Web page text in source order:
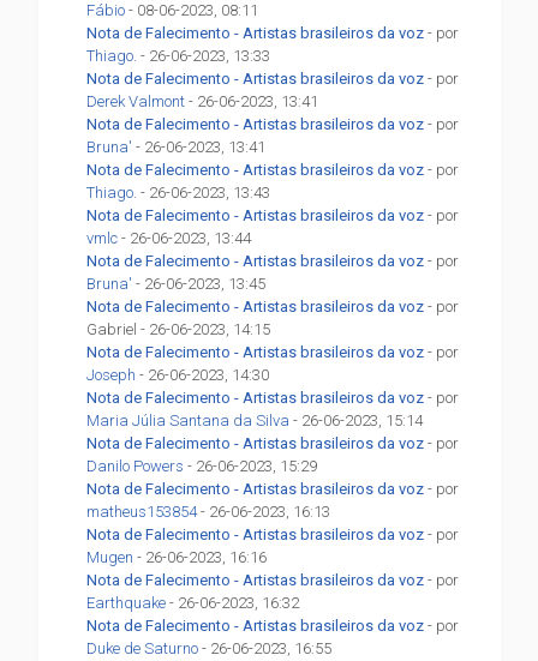
Fábio - 08-06-2023, 08:11
Nota de Falecimento - Artistas brasileiros da voz - por
Thiago. - 26-06-2023, 13:33
Nota de Falecimento - Artistas brasileiros da voz - por
Derek Valmont - 26-06-2023, 13:41
Nota de Falecimento - Artistas brasileiros da voz - por
Bruna' - 26-06-2023, 13:41
Nota de Falecimento - Artistas brasileiros da voz - por
Thiago. - 26-06-2023, 13:43
Nota de Falecimento - Artistas brasileiros da voz - por
vmlc - 26-06-2023, 13:44
Nota de Falecimento - Artistas brasileiros da voz - por
Bruna' - 26-06-2023, 13:45
Nota de Falecimento - Artistas brasileiros da voz - por
Gabriel - 26-06-2023, 14:15
Nota de Falecimento - Artistas brasileiros da voz - por
Joseph - 26-06-2023, 14:30
Nota de Falecimento - Artistas brasileiros da voz - por
Maria Júlia Santana da Silva - 26-06-2023, 15:14
Nota de Falecimento - Artistas brasileiros da voz - por
Danilo Powers - 26-06-2023, 15:29
Nota de Falecimento - Artistas brasileiros da voz - por
matheus153854- 26-06-2023, 16:13
Nota de Falecimento - Artistas brasileiros da voz - por
Mugen - 26-06-2023, 16:16
Nota de Falecimento - Artistas brasileiros da voz - por
Earthquake - 26-06-2023, 16:32
Nota de Falecimento - Artistas brasileiros da voz - por
Duke de Saturno - 26-06-2023, 16:55